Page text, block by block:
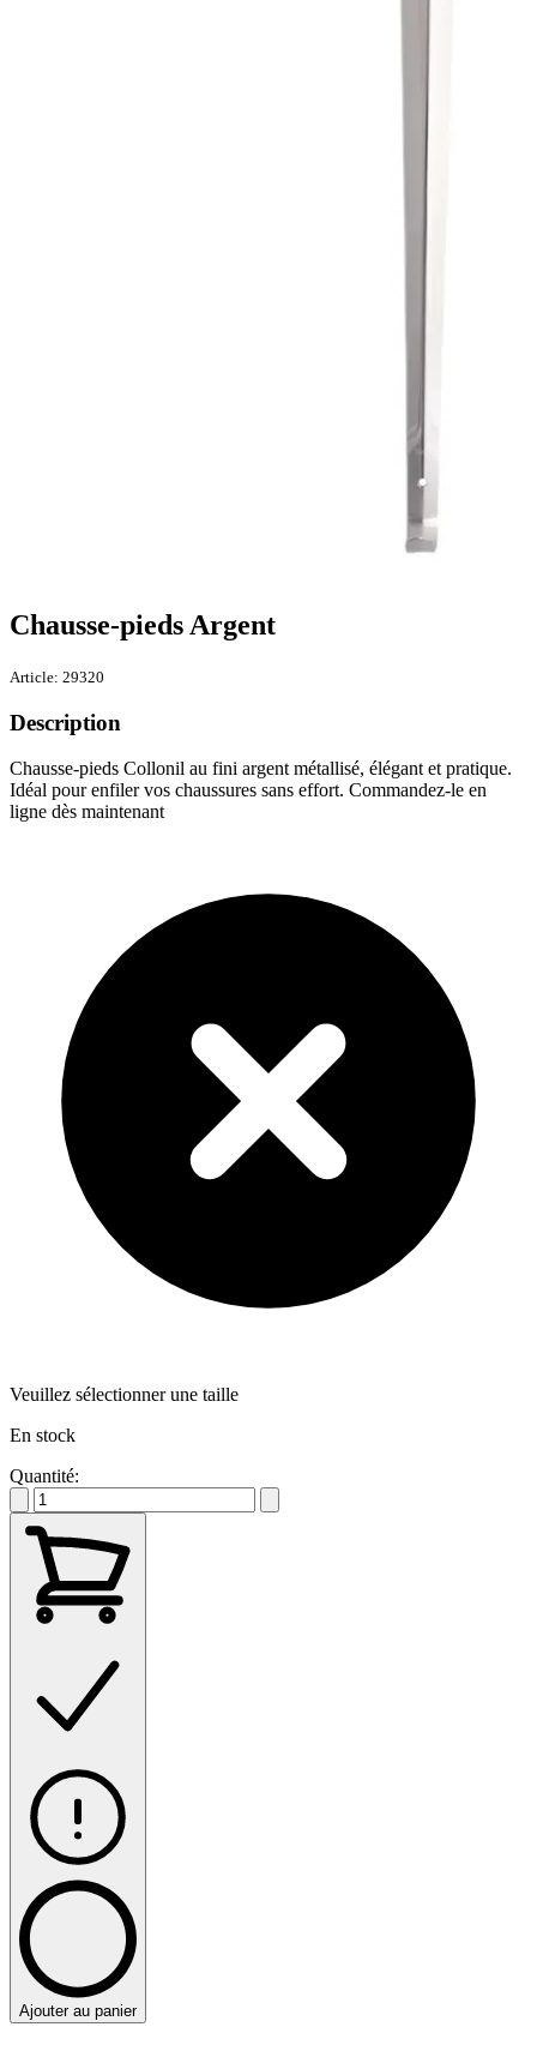
Chausse-pieds Argent
Article: 29320
Description
Chausse-pieds Collonil au fini argent métallisé, élégant et pratique.
Idéal pour enfiler vos chaussures sans effort. Commandez-le en
ligne dès maintenant
Veuillez sélectionner une taille
En stock
Quantité:
Ajouter au panier